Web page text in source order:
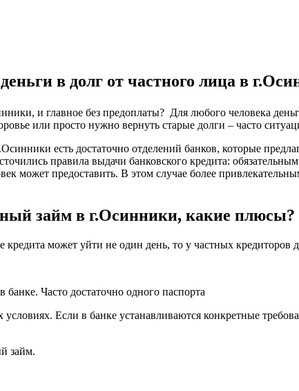
в долг от частного лица в
и главное без предоплаты? Для любого человека
или просто нужно вернуть старые долги – часто
есть достаточно отделений банков, которые
правила выдачи банковского кредита:
может предоставить. В этом случае более
займ в г.Осинники, какие плюсы?
может уйти не один день, то у частных кредиторов
Часто достаточно одного паспорта
Если в банке устанавливаются конкретные
займ.